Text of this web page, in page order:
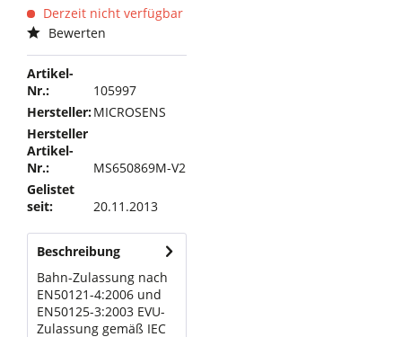
Derzeit nicht verfügbar
Bewerten
Artikel-
Nr.:
105997
Hersteller:MICROSENS
Hersteller
Artikel-
Nr.:
MS650869M-V2
Gelistet
seit:
20.11.2013
Beschreibung
Bahn-Zulassung nach
EN50121-4:2006 und
EN50125-3:2003 EVU-
Zulassung gemäß IEC